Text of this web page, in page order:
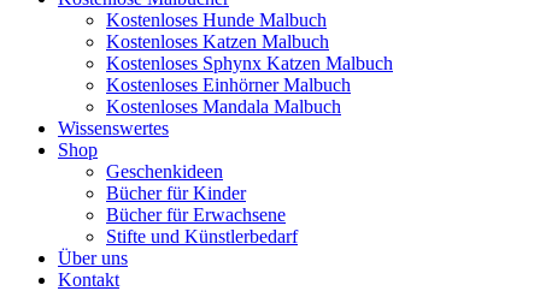
Kostenloses Hunde Malbuch
Kostenloses Katzen Malbuch
Kostenloses Sphynx Katzen Malbuch
Kostenloses Einhörner Malbuch
Kostenloses Mandala Malbuch
Wissenswertes
Shop
Geschenkideen
Bücher für Kinder
Bücher für Erwachsene
Stifte und Künstlerbedarf
Über uns
Kontakt